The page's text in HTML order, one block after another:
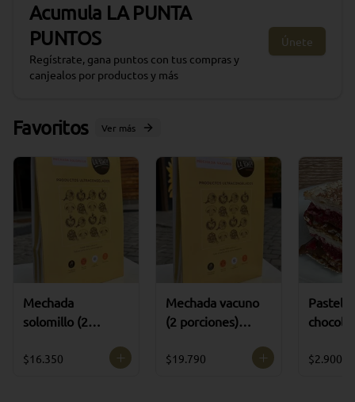
Acumula LA PUNTA
PUNTOS
Regístrate, gana puntos con tus compras y
canjealos por productos y más
Únete
Favoritos Ver más
Mechada
solomillo (2
ultracongelado
$16.350
Mechada vacuno
(2 porciones)
$19.790
Pastel
(SIN
$2.900